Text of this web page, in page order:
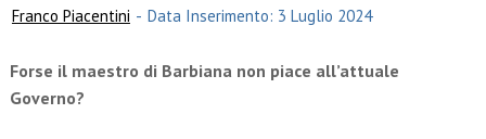
Franco Piacentini - Data Inserimento: 3 Luglio 2024
Forse il maestro di Barbiana non piace all’attuale
Governo?